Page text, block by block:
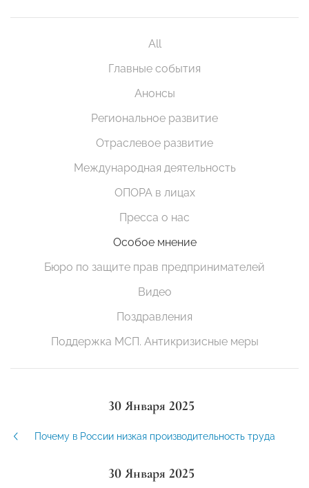
All
Главные события
Анонсы
Региональное развитие
Отраслевое развитие
Международная деятельность
ОПОРА в лицах
Пресса о нас
Особое мнение
Бюро по защите прав предпринимателей
Видео
Поздравления
Поддержка МСП. Антикризисные меры
30 Января 2025
Почему в России низкая производительность труда
30 Января 2025